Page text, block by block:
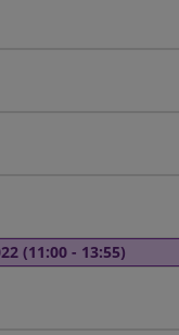
(11:00 - 13:55)